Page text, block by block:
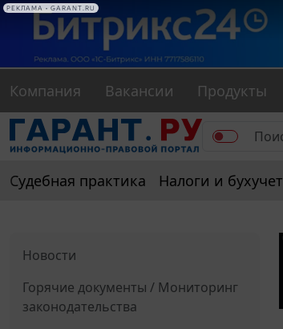
Компания Вакансии Продукты
Судебная практика Налоги и бухучет
Новости
Горячие документы / Мониторинг
законодательства
РЕКЛАМА • GARANT.RU